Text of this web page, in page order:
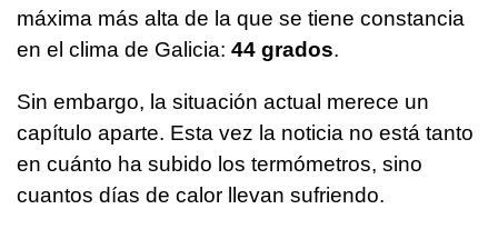
máxima más alta de la que se tiene constancia
en el clima de Galicia: 44 grados.
Sin embargo, la situación actual merece un
capítulo aparte. Esta vez la noticia no está tanto
en cuánto ha subido los termómetros, sino
cuantos días de calor llevan sufriendo.